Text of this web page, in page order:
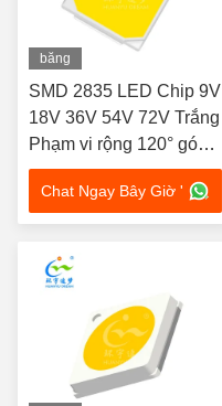
băng
hình
SMD 2835 LED Chip 9V
18V 36V 54V 72V Trắng
Phạm vi rộng 120° góc
nhìn
Chat Ngay Bây Giờ '